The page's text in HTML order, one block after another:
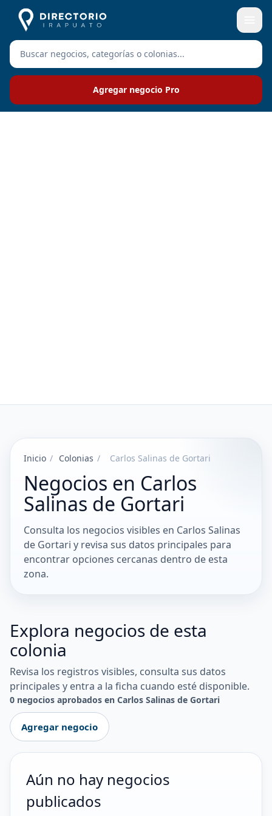
Agregar negocio Pro
Inicio / Colonias / Carlos Salinas de Gortari
Negocios en Carlos
Salinas de Gortari
Consulta los negocios visibles en Carlos Salinas
de Gortari y revisa sus datos principales para
encontrar opciones cercanas dentro de esta
zona.
Explora negocios de esta
colonia
Revisa los registros visibles, consulta sus datos
principales y entra a la ficha cuando esté disponible.
0 negocios aprobados en Carlos Salinas de Gortari
Agregar negocio
Aún no hay negocios
publicados